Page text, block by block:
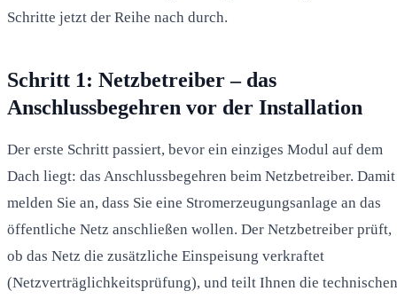
Schritte jetzt der Reihe nach durch.
Schritt 1: Netzbetreiber – das
Anschlussbegehren vor der Installation
Der erste Schritt passiert, bevor ein einziges Modul auf dem
Dach liegt: das Anschlussbegehren beim Netzbetreiber. Damit
melden Sie an, dass Sie eine Stromerzeugungsanlage an das
öffentliche Netz anschließen wollen. Der Netzbetreiber prüft,
ob das Netz die zusätzliche Einspeisung verkraftet
(Netzverträglichkeitsprüfung), und teilt Ihnen die technischen